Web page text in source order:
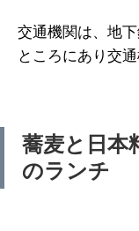
交通機関は、地
ところにあり交
蕎麦と日本
のランチ